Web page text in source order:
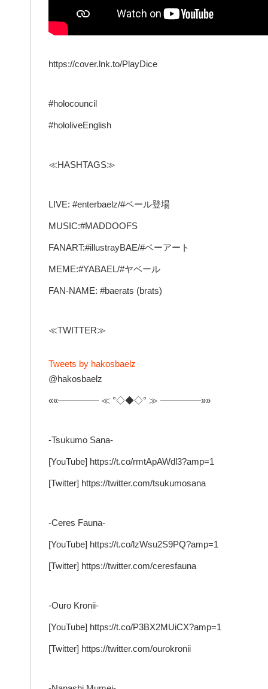
https://cover.lnk.to/PlayDice
#holocouncil
#hololiveEnglish
≪HASHTAGS≫
LIVE: #enterbaelz/#ベール登場
MUSIC:#MADDOOFS
FANART:#illustrayBAE/#ベーアート
MEME:#YABAEL/#ヤベール
FAN-NAME: #baerats (brats)
≪TWITTER≫
Tweets by hakosbaelz
@hakosbaelz
««————– ≪ °◇◆◇° ≫ ————–»»
-Tsukumo Sana-
[YouTube] https://t.co/rmtApAWdl3?amp=1
[Twitter] https://twitter.com/tsukumosana
-Ceres Fauna-
[YouTube] https://t.co/lzWsu2S9PQ?amp=1
[Twitter] https://twitter.com/ceresfauna
-Ouro Kronii-
[YouTube] https://t.co/P3BX2MUiCX?amp=1
[Twitter] https://twitter.com/ourokronii